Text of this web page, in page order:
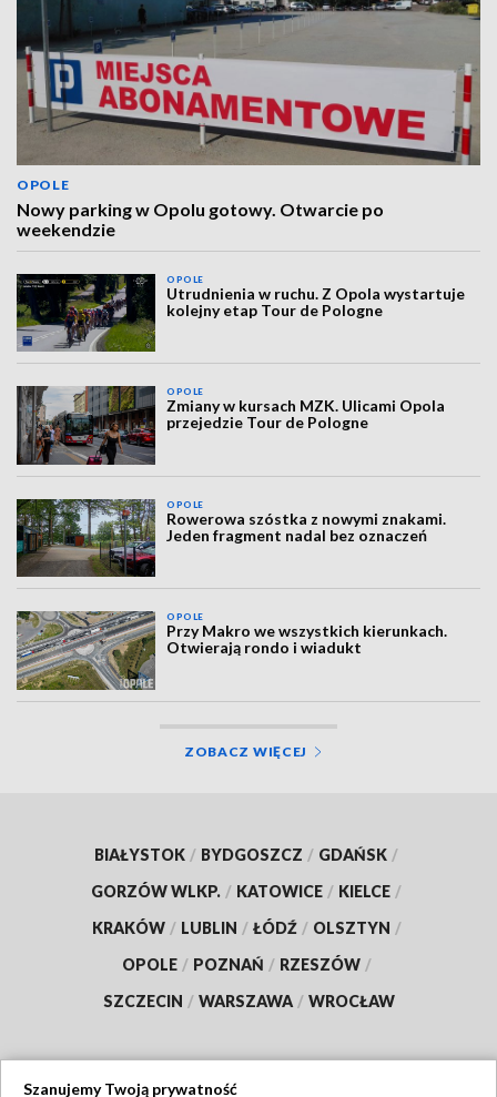
OPOLE
Nowy parking w Opolu gotowy. Otwarcie po
weekendzie
OPOLE
Utrudnienia w ruchu. Z Opola wystartuje
kolejny etap Tour de Pologne
OPOLE
Zmiany w kursach MZK. Ulicami Opola
przejedzie Tour de Pologne
OPOLE
Rowerowa szóstka z nowymi znakami.
Jeden fragment nadal bez oznaczeń
OPOLE
Przy Makro we wszystkich kierunkach.
Otwierają rondo i wiadukt
ZOBACZ WIĘCEJ
BIAŁYSTOK / BYDGOSZCZ / GDAŃSK /
GORZÓW WLKP. / KATOWICE / KIELCE /
KRAKÓW / LUBLIN / ŁÓDŹ / OLSZTYN /
OPOLE / POZNAŃ / RZESZÓW /
SZCZECIN / WARSZAWA / WROCŁAW
Szanujemy Twoją prywatność